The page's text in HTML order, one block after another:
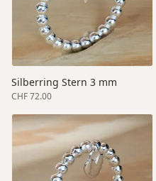
Silberring Stern 3 mm
CHF 72.00